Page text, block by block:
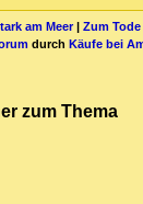
am Meer| Zum
durch Käufe bei
zum Thema